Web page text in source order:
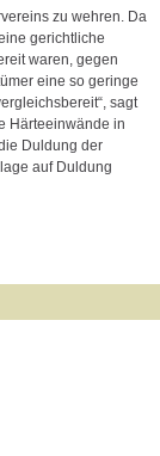
zu wehren. Da
gerichtliche
waren, gegen
eine so geringe
sagt
Härteeinwände in
Duldung der
auf Duldung